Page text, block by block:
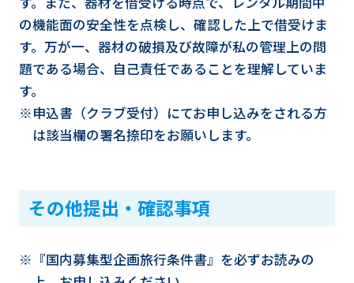
の機能面の安全性を点検し、確認した上で借受けま
す。万が一、器材の破損及び故障が私の管理上の問
題である場合、自己責任であることを理解していま
す。
※申込書（クラブ受付）にてお申し込みをされる方
は該当欄の署名捺印をお願いします。
その他提出・確認事項
※『国内募集型企画旅行条件書』を必ずお読みの